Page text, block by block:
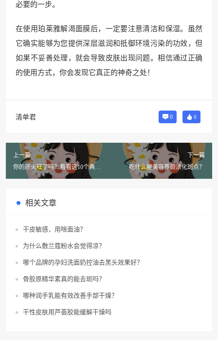
必要的一步。
在使用珀莱雅解渴面膜后，一定要注意清洁和保湿。虽然
它确实能够为您提供深层滋润和抵御环境污染的功效，但
如果不妥善处理，就会导致皮肤出现问题。相信通过正确
的使用方式，你会发现它真正的神奇之处！
清单君 0 0
上一篇
你的肝火旺了吗？看看这10个典型
表现！
下一篇
吃什么能美容养颜淡化斑点？
相关文章
干皮敏感，用啥面油？
为什么敷兰蔻粉水会觉得凉？
哪个品牌的孕妇洗面奶控油去黑头效果好？
骨胶原精华素真的能去斑吗？
哪种润手乳能有效改善手部干燥？
干性皮肤用芦荟胶能缓解干燥吗